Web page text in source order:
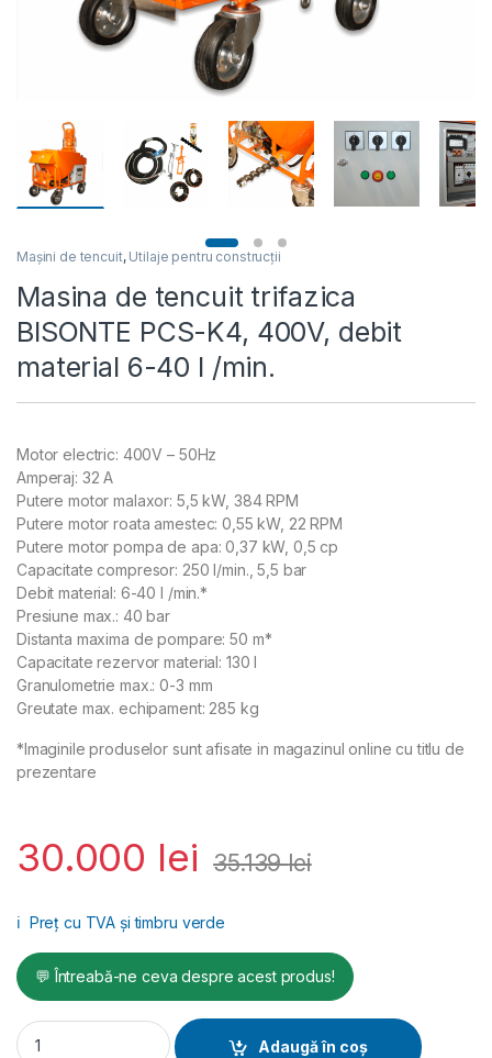
Mașini de tencuit, Utilaje pentru construcții
Masina de tencuit trifazica
BISONTE PCS-K4, 400V, debit
material 6-40 l /min.
Motor electric: 400V – 50Hz
Amperaj: 32 A
Putere motor malaxor: 5,5 kW, 384 RPM
Putere motor roata amestec: 0,55 kW, 22 RPM
Putere motor pompa de apa: 0,37 kW, 0,5 cp
Capacitate compresor: 250 l/min., 5,5 bar
Debit material: 6-40 l /min.*
Presiune max.: 40 bar
Distanta maxima de pompare: 50 m*
Capacitate rezervor material: 130 l
Granulometrie max.: 0-3 mm
Greutate max. echipament: 285 kg
*Imaginile produselor sunt afisate in magazinul online cu titlu de
prezentare
30.000 lei 35.139lei
ℹ️ Preț cu TVA și timbru verde
💬 Întreabă-ne ceva despre acest produs!
Masina de tencuit trifazica BISONTE PCS-K4, 400V, debit
Adaugă în coș